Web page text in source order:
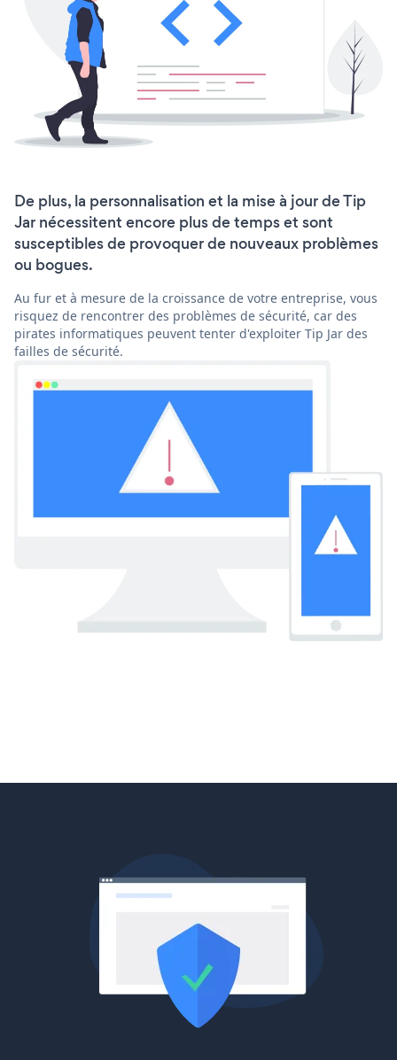
De plus, la personnalisation et la mise à jour de Tip
Jar nécessitent encore plus de temps et sont
susceptibles de provoquer de nouveaux problèmes
ou bogues.
Au fur et à mesure de la croissance de votre entreprise, vous
risquez de rencontrer des problèmes de sécurité, car des
pirates informatiques peuvent tenter d'exploiter Tip Jar des
failles de sécurité.